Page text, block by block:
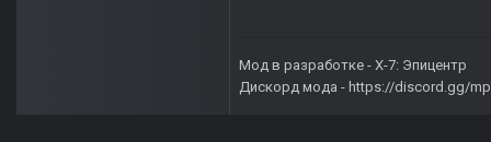
Мод в разработке - X-7: Эпицентр
Дискорд мода - https://discord.gg/